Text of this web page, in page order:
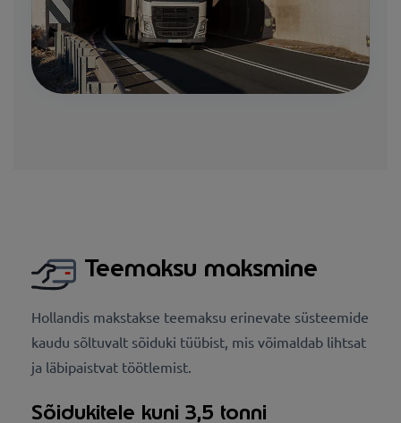
Teemaksu maksmine
Hollandis makstakse teemaksu erinevate süsteemide
kaudu sõltuvalt sõiduki tüübist, mis võimaldab lihtsat
ja läbipaistvat töötlemist.
Sõidukitele kuni 3,5 tonni